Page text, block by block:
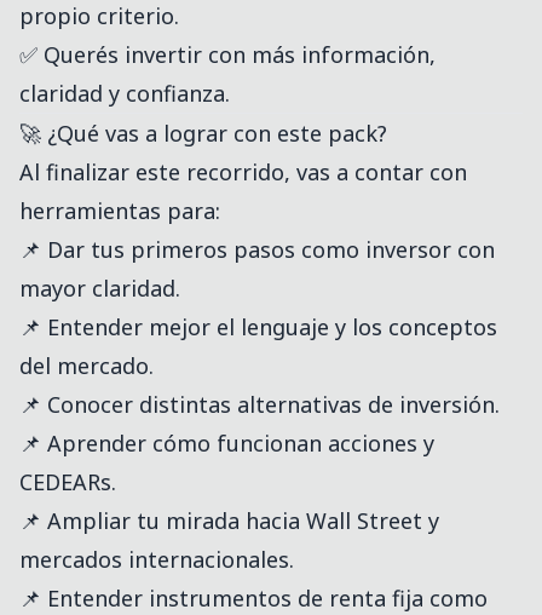
propio criterio.
✅ Querés invertir con más información,
claridad y confianza.
🚀 ¿Qué vas a lograr con este pack?
Al finalizar este recorrido, vas a contar con
herramientas para:
📌 Dar tus primeros pasos como inversor con
mayor claridad.
📌 Entender mejor el lenguaje y los conceptos
del mercado.
📌 Conocer distintas alternativas de inversión.
📌 Aprender cómo funcionan acciones y
CEDEARs.
📌 Ampliar tu mirada hacia Wall Street y
mercados internacionales.
📌 Entender instrumentos de renta fija como